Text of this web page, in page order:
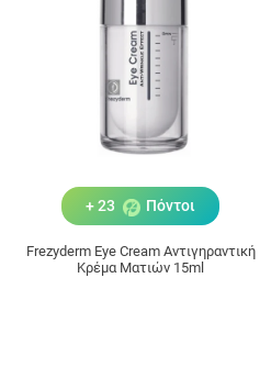
+ 23 Πόντοι
Frezyderm Eye Cream Αντιγηραντική
Κρέμα Ματιών 15ml